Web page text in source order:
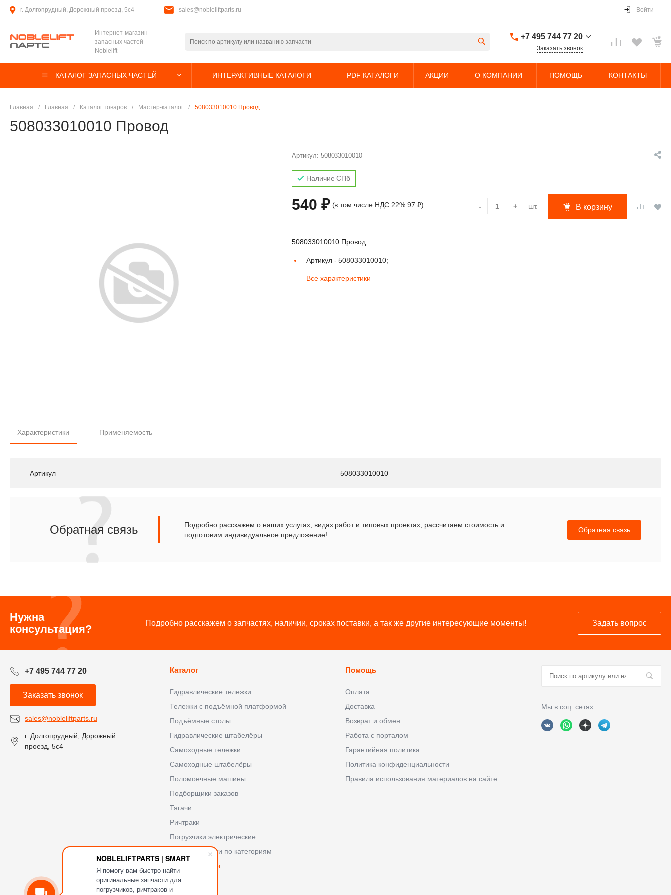
NOBLELIFTPARTS | SMART
Я помогу вам быстро найти
оригинальные запчасти для
погрузчиков, ричтраков и
г. Долгопрудный, Дорожный проезд, 5с4 sales@nobleliftparts.ru Войти
Интернет-магазин
запасных частей
Noblelift
+7 495 744 77 20
г. Долгопрудный,
Заказать звонок
КАТАЛОГ ЗАПАСНЫХ ЧАСТЕЙ ИНТЕРАКТИВНЫЕ КАТАЛОГИ PDF КАТАЛОГИ АКЦИИ О КОМПАНИИ ПОМОЩЬ КОНТАКТЫ
Главная / Главная / Каталог товаров / Мастер-каталог / 508033010010 Провод
508033010010 Провод
Артикул:508033010010
Наличие СПб
540 ₽ (в том числе НДС 22% 97 ₽) - + шт. В корзину
508033010010 Провод
Артикул -508033010010;
Все характеристики
Характеристики Применяемость
Артикул 508033010010
Обратная связь
Подробно расскажем о наших услугах, видах работ и типовых проектах, рассчитаем стоимость и
подготовим индивидуальное предложение!
Обратная связь
Нужна
консультация?
Подробно расскажем о запчастях, наличии, сроках поставки, а так же другие интересующие моменты! Задать вопрос
+7 495 744 77 20
Заказать звонок
sales@nobleliftparts.ru
г. Долгопрудный, Дорожный
проезд, 5с4
Каталог
Гидравлические тележки
Тележки с подъёмной платформой
Подъёмные столы
Гидравлические штабелёры
Самоходные тележки
Самоходные штабелёры
Поломоечные машины
Подборщики заказов
Тягачи
Ричтраки
Погрузчики электрические
Запасные части по категориям
Мастер-каталог
Помощь
Оплата
Доставка
Возврат и обмен
Работа с порталом
Гарантийная политика
Политика конфиденциальности
Правила использования материалов на сайте
Мы в соц. сетях